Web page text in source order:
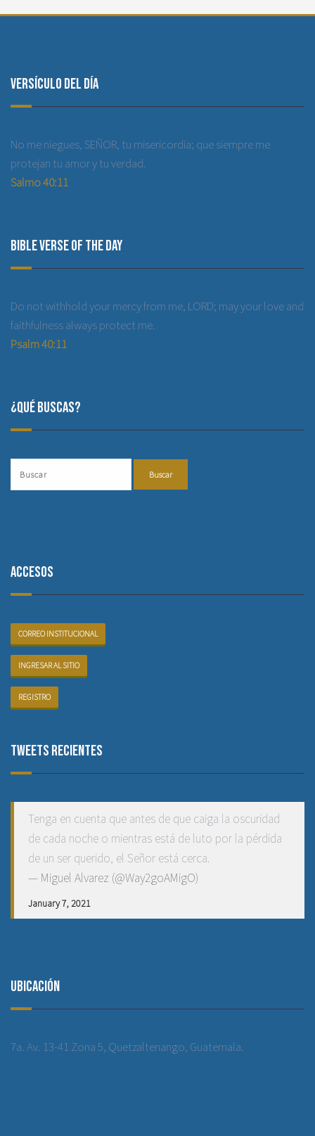
Versículo del día
No me niegues, SEÑOR, tu misericordia; que siempre me
protejan tu amor y tu verdad.
Salmo 40:11
Bible Verse of the Day
Do not withhold your mercy from me, LORD; may your love and
faithfulness always protect me.
Psalm 40:11
¿Qué buscas?
Accesos
CORREO INSTITUCIONAL
INGRESAR AL SITIO
REGISTRO
Tweets recientes
Tenga en cuenta que antes de que caiga la oscuridad
de cada noche o mientras está de luto por la pérdida
de un ser querido, el Señor está cerca.
— Miguel Alvarez (@Way2goAMigO)
January 7, 2021
Ubicación
7a. Av. 13-41 Zona 5, Quetzaltenango, Guatemala.